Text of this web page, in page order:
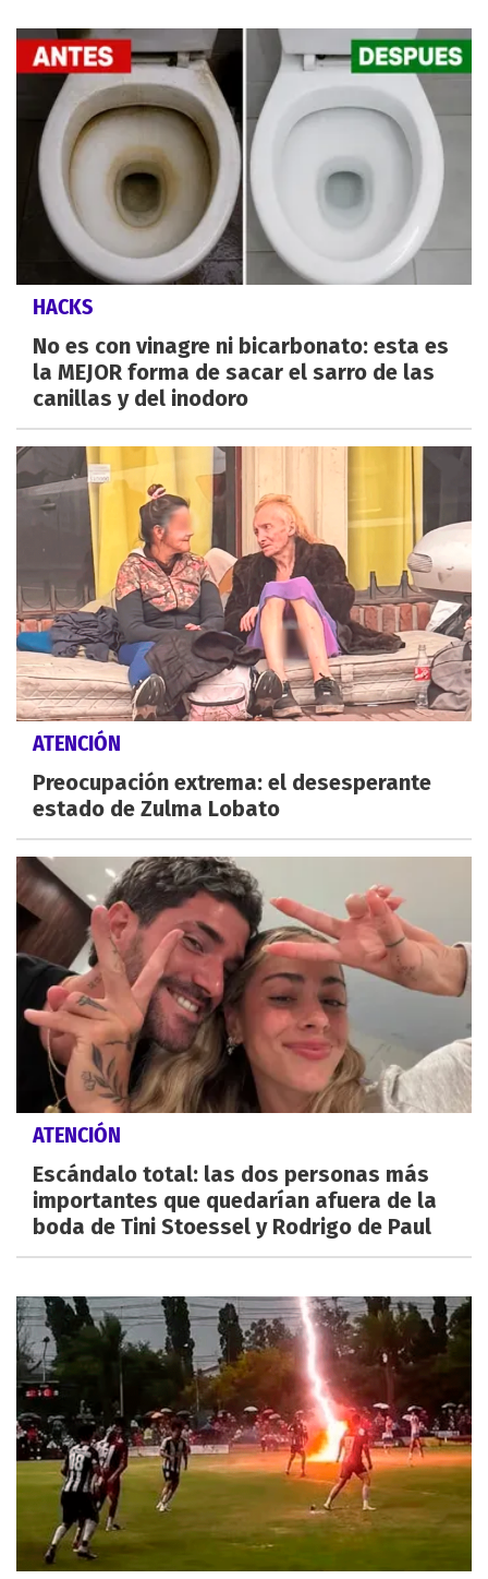
HACKS
No es con vinagre ni bicarbonato: esta es
la MEJOR forma de sacar el sarro de las
canillas y del inodoro
ATENCIÓN
Preocupación extrema: el desesperante
estado de Zulma Lobato
ATENCIÓN
Escándalo total: las dos personas más
importantes que quedarían afuera de la
boda de Tini Stoessel y Rodrigo de Paul